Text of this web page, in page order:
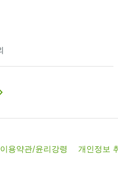
이용약관/윤리강령 개인정보